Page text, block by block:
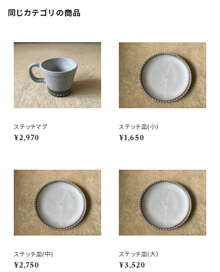
同じカテゴリの商品
ステッチマグ
¥2,970
ステッチ皿(小)
¥1,650
ステッチ皿(中)
¥2,750
ステッチ皿(大)
¥3,520